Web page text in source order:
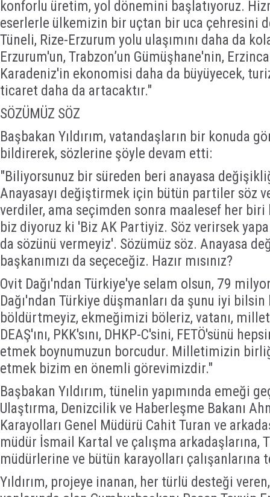
konforlu üretim, yol dönemini başlatıyoruz.
eserlerle ülkemizin bir uçtan bir uca çehresini
Tüneli, Rize-Erzurum yolu ulaşımını daha da
Erzurum'un, Trabzon’un Gümüşhane'nin,
Karadeniz'in ekonomisi daha da büyüyecek,
ticaret daha da artacaktır."
SÖZÜMÜZ SÖZ
Başbakan Yıldırım, vatandaşların bir konuda
bildirerek, sözlerine şöyle devam etti:
"Biliyorsunuz bir süreden beri anayasa
Anayasayı değiştirmek için bütün partiler söz
verdiler, ama seçimden sonra maalesef her
biz diyoruz ki 'Biz AK Partiyiz. Söz verirsek
da sözünü vermeyiz'. Sözümüz söz. Anayasa
başkanımızı da seçeceğiz. Hazır mısınız?
Ovit Dağı'ndan Türkiye'ye selam olsun, 79
Dağı'ndan Türkiye düşmanları da şunu iyi
böldürtmeyiz, ekmeğimizi böleriz, vatanı,
DEAŞ'ını, PKK'sını, DHKP-C'sini, FETÖ'sünü
etmek boynumuzun borcudur. Milletimizin
etmek bizim en önemli görevimizdir."
Başbakan Yıldırım, tünelin yapımında emeği
Ulaştırma, Denizcilik ve Haberleşme Bakanı
Karayolları Genel Müdürü Cahit Turan ve
müdür İsmail Kartal ve çalışma arkadaşlarına,
müdürlerine ve bütün karayolları çalışanlarına
Yıldırım, projeye inanan, her türlü desteği